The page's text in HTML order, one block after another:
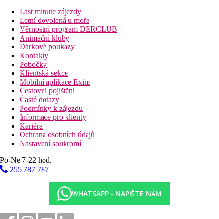
Dvoulůžkový pokoj, Superior, Výhled zahrada:
prostornější, max. 2+1
Dvoulůžkový pokoj, Superior, Výhled bazén
prostornější, max. 2+1
Dvoulůžkový pokoj, Superior, Výhled moře
prostornější, max. 2+1
Dvoulůžkový pokoj, Deluxe, Výhled zahrada:
prostornější, max. 2+0
Dvoulůžkový pokoj, Deluxe, Výhled bazén
prostornější, max. 2+0
Dvoulůžkový pokoj, Deluxe, Boční výhled moře
prostornější, max. 2+0
Rodinný pokoj, 2 ložnice, Deluxe, Výhled zahrada:
ložnice oddělená posuvnými dveřmi, 2x sofa
Rodinný pokoj, 2 ložnice, Deluxe, Výhled bazén:
ložnice oddělená posuvnými dveřmi, 2x sofa
ložnice oddělená posuvnými dveřmi, 2x sofa
vstupní hala s recepcí
hlavní restaurace
restaurace á la carte (orientální, asijská, italská)- zdarma,
rezervace nutná
Last minute zájezdy
Letní dovolená u moře
Věrnostní program DERCLUB
Animační kluby
Dárkové poukazy
Kontakty
Pobočky
Klientská sekce
Mobilní aplikace Exim
Cestovní pojištění
Časté dotazy
Podmínky k zájezdu
Informace pro klienty
Kariéra
Ochrana osobních údajů
Nastavení soukromí
Po-Ne 7-22 hod.
255 787 787
WHATSAPP - NAPIŠTE NÁM